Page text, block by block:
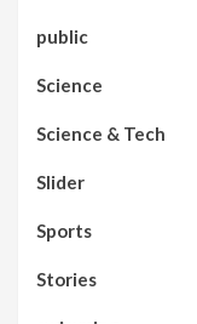
public
Science
Science & Tech
Slider
Sports
Stories